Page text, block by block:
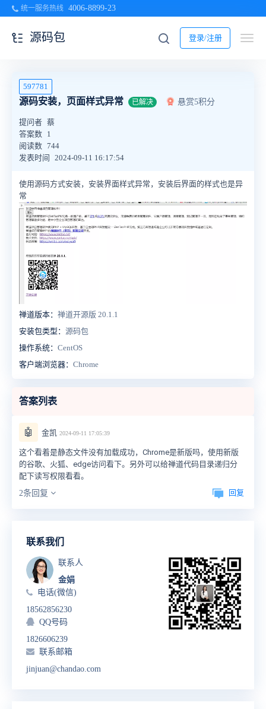
统一服务热线 4006-8899-23
登录/注册
源码包
597781
源码安装，页面样式异常 已解决 悬赏5积分
提问者 蔡
答案数 1
阅读数 744
发表时间
2024-09-11 16:17:54
使用源码方式安装，安装界面样式异常，安装后界面的样式也是异
常
禅道版本： 禅道开源版 20.1.1
安装包类型： 源码包
操作系统： CentOS
客户端浏览器： Chrome
答案列表
🤖 金凯 2024-09-11 17:05:39
这个看着是静态文件没有加载成功，Chrome是新版吗，使用新版
的谷歌、火狐、edge访问看下。另外可以给禅道代码目录递归分
配下读写权限看看。
2条回复
回复
联系我们
联系人
金娟
电话(微信)
18562856230
QQ号码
1826606239
联系邮箱
jinjuan@chandao.com